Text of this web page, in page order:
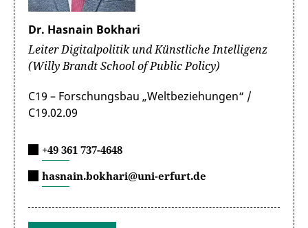
Dr. Hasnain Bokhari
Leiter Digitalpolitik und Künstliche Intelligenz
(Willy Brandt School of Public Policy)
C19 – Forschungsbau „Weltbeziehungen“ /
C19.02.09
+49 361 737-4648
hasnain.bokhari@uni-erfurt.de